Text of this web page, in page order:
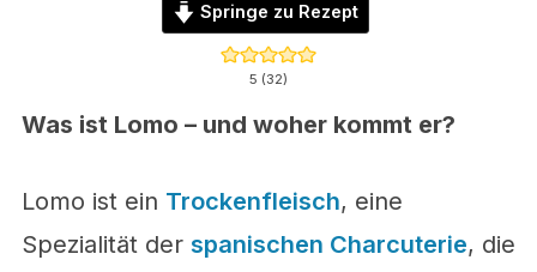
Springe zu Rezept
5 (32)
Was ist Lomo – und woher kommt er?
Lomo ist ein Trockenfleisch, eine
Spezialität der spanischen Charcuterie, die